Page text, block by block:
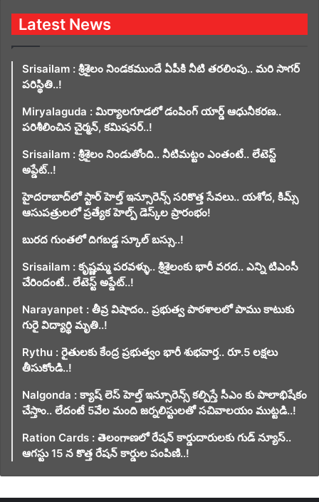
Latest News
Srisailam : శ్రీశైలం నిండకముందే ఏపీకి నీటి తరలింపు.. మరి సాగర్
పరిస్థితి..!
Miryalaguda : మిర్యాలగూడలో డంపింగ్ యార్డ్ ఆధునీకరణ..
పరిశీలించిన చైర్మన్, కమిషనర్..!
Srisailam : శ్రీశైలం నిండుతోంది.. నీటిమట్టం ఎంతంటే.. లేటెస్ట్
అప్డేట్..!
హైదరాబాద్‌లో స్టార్ హెల్త్ ఇన్సూరెన్స్ సరికొత్త సేవలు.. యశోద, కిమ్స్
ఆసుపత్రులలో ప్రత్యేక హెల్ప్ డెస్క్‌ల ప్రారంభం!
బురద గుంతలో దిగబడ్డ స్కూల్ బస్సు..!
Srisailam : కృష్ణమ్మ పరవళ్ళు.. శ్రీశైలంకు భారీ వరద.. ఎన్ని టిఎంసీ
చేరిందంటే.. లేటెస్ట్ అప్డేట్..!
Narayanpet : తీవ్ర విషాదం.. ప్రభుత్వ పాఠశాలలో పాము కాటుకు
గురై విద్యార్థి మృతి..!
Rythu : రైతులకు కేంద్ర ప్రభుత్వం భారీ శుభవార్త.. రూ.5 లక్షలు
తీసుకోండి..!
Nalgonda : క్యాష్ లెస్ హెల్త్ ఇన్సూరెన్స్ కల్పిస్తే సీఎం కు పాలాభిషేకం
చేస్తాం.. లేదంటే 5వేల మంది జర్నలిస్టులతో సచివాలయం ముట్టడి..!
Ration Cards : తెలంగాణలో రేషన్ కార్డుదారులకు గుడ్ న్యూస్..
ఆగస్టు 15 న కొత్త రేషన్ కార్డుల పంపిణి..!